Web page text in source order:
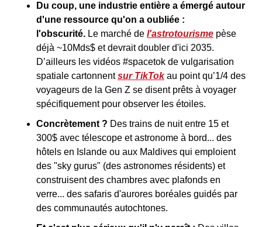
Du coup, une industrie entière a émergé autour
d'une ressource qu'on a oubliée :
l'obscurité. Le marché de l'astrotourisme pèse
déjà ~10Mds$ et devrait doubler d'ici 2035.
D’ailleurs les vidéos #spacetok de vulgarisation
spatiale cartonnent sur TikTok au point qu’1/4 des
voyageurs de la Gen Z se disent prêts à voyager
spécifiquement pour observer les étoiles.
Concrètement ? Des trains de nuit entre 15 et
300$ avec télescope et astronome à bord... des
hôtels en Islande ou aux Maldives qui emploient
des "sky gurus" (des astronomes résidents) et
construisent des chambres avec plafonds en
verre... des safaris d'aurores boréales guidés par
des communautés autochtones.